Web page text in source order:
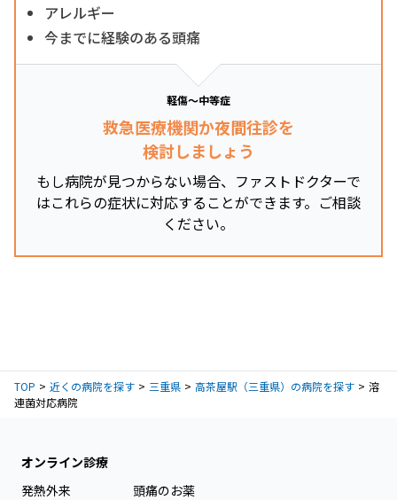
アレルギー
今までに経験のある頭痛
軽傷～中等症
救急医療機関か夜間往診を
検討しましょう
もし病院が見つからない場合、ファストドクターで
はこれらの症状に対応することができます。ご相談
ください。
TOP 近くの病院を探す 三重県 高茶屋駅（三重県）の病院を探す
溶
連菌対応病院
オンライン診療
発熱外来
頭痛のお薬